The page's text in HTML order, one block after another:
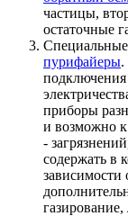
частицы,
остаточные
пурифайеры.
приборы
и возможно к
-
содержать в
зависимости
газирование,